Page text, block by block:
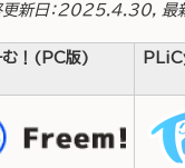
更新日：2025.4.30, 最
む！(PC版)